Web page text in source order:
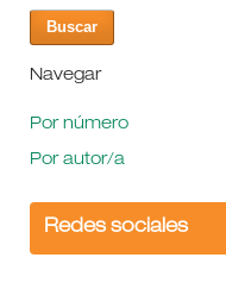
Navegar
Por número
Por autor/a
Redes sociales